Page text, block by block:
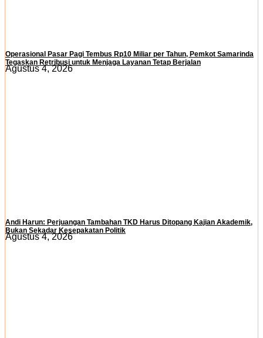
Operasional Pasar Pagi Tembus Rp10 Miliar per Tahun, Pemkot Samarinda
Tegaskan Retribusi untuk Menjaga Layanan Tetap Berjalan
Agustus 4, 2026
Andi Harun: Perjuangan Tambahan TKD Harus Ditopang Kajian Akademik,
Bukan Sekadar Kesepakatan Politik
Agustus 4, 2026